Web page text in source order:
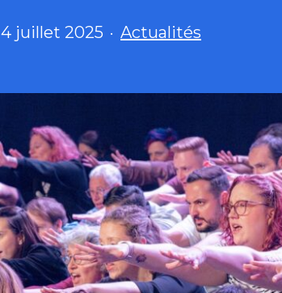
Publié
4 juillet 2025
Catégorisé
Actualités